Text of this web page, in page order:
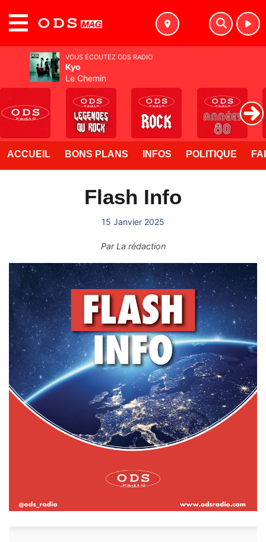
ACCUEIL BONS PLANS INFOS POLITIQUE
Flash Info
15 Janvier 2025
ParLa rédaction
VOUS ÉCOUTEZ ODS RADIO
Kyo
Le Chemin